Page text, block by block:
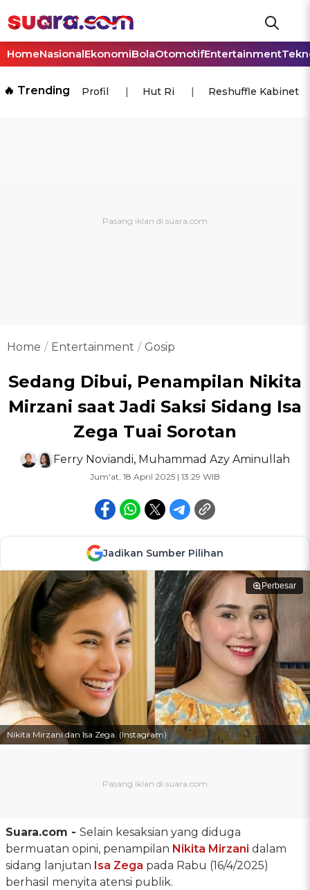
HomeNasionalEkonomiBolaOtomotifEntertainment
🔥 Trending Profil Hut Ri Reshuffle Kabinet
Home Entertainment Gosip
Sedang Dibui, Penampilan Nikita
Mirzani saat Jadi Saksi Sidang Isa
Zega Tuai Sorotan
Ferry Noviandi, Muhammad Azy Aminullah
Jum'at, 18 April 2025 | 13:29 WIB
Jadikan Sumber Pilihan
Perbesar
Nikita Mirzani dan Isa Zega. (Instagram)
Suara.com - Selain kesaksian yang diduga
bermuatan opini, penampilan Nikita Mirzani dalam
sidang lanjutan Isa Zega pada Rabu (16/4/2025)
berhasil menyita atensi publik.